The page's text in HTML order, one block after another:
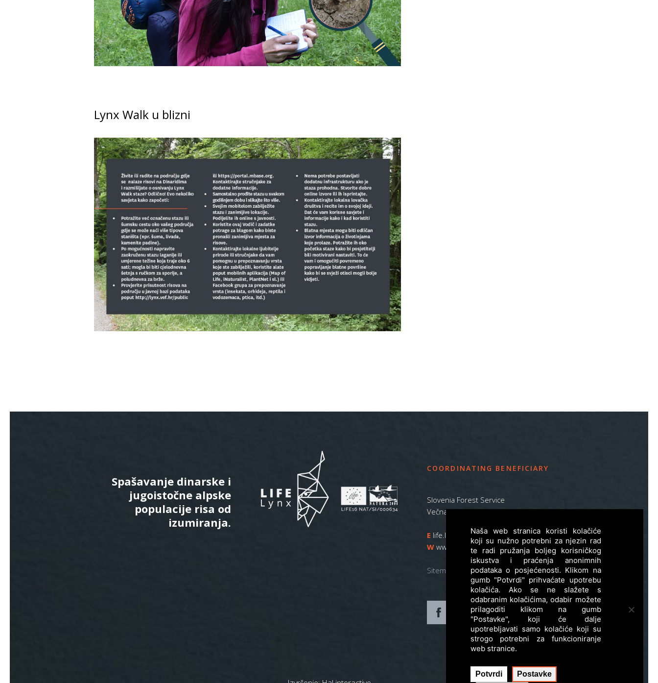
Lynx Walk u blizni
Spašavanje dinarske i
jugoistočne alpske
populacije risa od
izumiranja.
COORDINATING BENEFICIARY
Slovenia Forest Service
Večna pot 2, SI – 1000 Ljubljana
E life.lynx.eu@gmail.com
W www.zgs.si
Sitemap
Naša web stranica koristi kolačiće
koji su nužno potrebni za njezin rad
te radi pružanja boljeg korisničkog
iskustva i praćenja anonimnih
podataka o posjećenosti. Klikom na
gumb "Potvrdi" prihvaćate upotrebu
kolačića. Ako se ne slažete s
odabranim kolačićima, odabir možete
prilagoditi klikom na gumb
"Postavke", koji će dalje
upotrebljavati samo kolačiće koji su
strogo potrebni za funkcioniranje
web stranice.
Potvrdi Postavke